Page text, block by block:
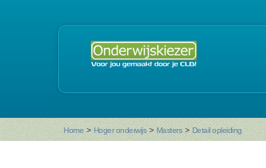
Home > Hoger onderwijs > Masters > Detail opleiding